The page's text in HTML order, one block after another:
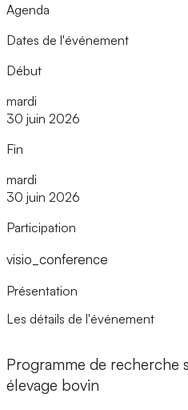
Agenda
Dates de l'événement
Début
mardi
30 juin 2026
Fin
mardi
30 juin 2026
Participation
visio_conference
Présentation
Les détails de l'événement
Programme de recherche
élevage bovin